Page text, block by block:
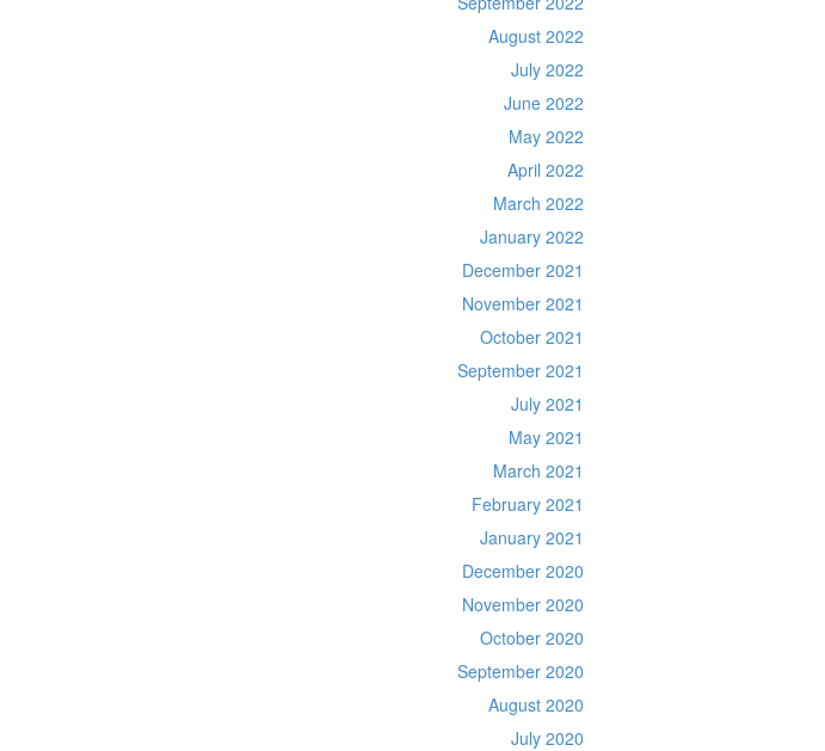
August 2022
July 2022
June 2022
May 2022
April 2022
March 2022
January 2022
December 2021
November 2021
October 2021
September 2021
July 2021
May 2021
March 2021
February 2021
January 2021
December 2020
November 2020
October 2020
September 2020
August 2020
July 2020